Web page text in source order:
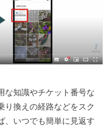
な知識やチケット番号な
り換えの経路などをスク
、いつでも簡単に見返す